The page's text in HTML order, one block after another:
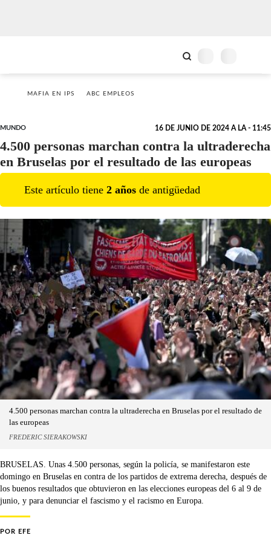
MAFIA EN IPS ABC EMPLEOS
MUNDO 16 DE JUNIO DE 2024 A LA - 11:45
4.500 personas marchan contra la ultraderecha
en Bruselas por el resultado de las europeas
Este artículo tiene 2 años de antigüedad
4.500 personas marchan contra la ultraderecha en Bruselas por el resultado de
las europeas
FREDERIC SIERAKOWSKI
BRUSELAS. Unas 4.500 personas, según la policía, se manifestaron este
domingo en Bruselas en contra de los partidos de extrema derecha, después de
los buenos resultados que obtuvieron en las elecciones europeas del 6 al 9 de
junio, y para denunciar el fascismo y el racismo en Europa.
POR EFE